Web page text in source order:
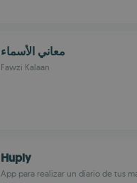
معاني الأسماء
Fawzi Kalaan
Huply
App para realizar un diario de tus